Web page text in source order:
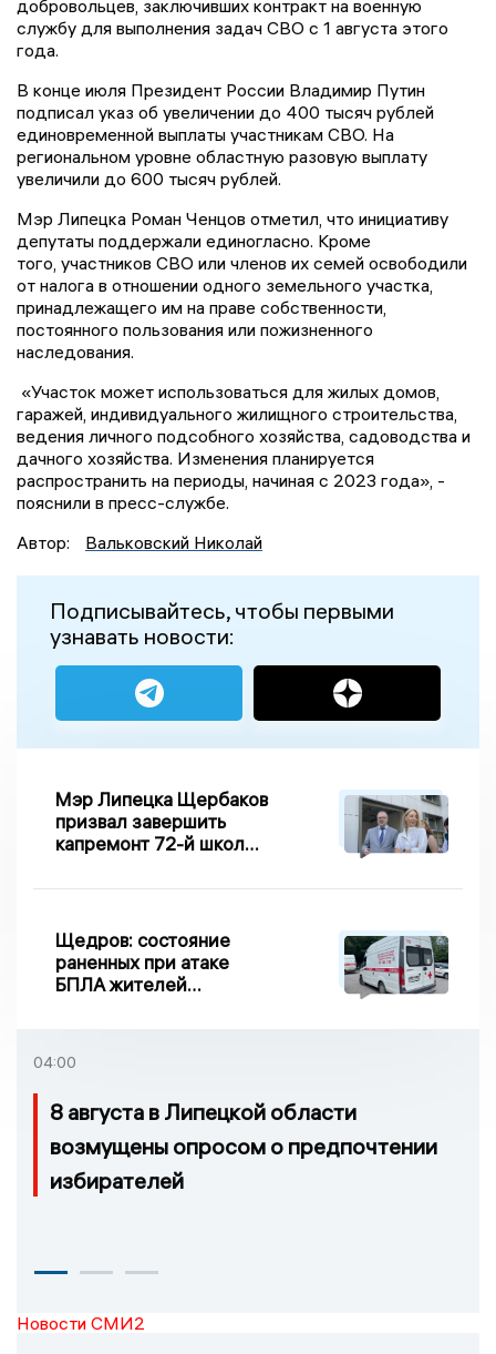
добровольцев, заключивших контракт на военную
службу для выполнения задач СВО с 1 августа этого
года.
В конце июля Президент России Владимир Путин
подписал указ об увеличении до 400 тысяч рублей
единовременной выплаты участникам СВО. На
региональном уровне областную разовую выплату
увеличили до 600 тысяч рублей.
Мэр Липецка Роман Ченцов отметил, что инициативу
депутаты поддержали единогласно. Кроме
того, участников СВО или членов их семей освободили
от налога в отношении одного земельного участка,
принадлежащего им на праве собственности,
постоянного пользования или пожизненного
наследования.
«Участок может использоваться для жилых домов,
гаражей, индивидуального жилищного строительства,
ведения личного подсобного хозяйства, садоводства и
дачного хозяйства. Изменения планируется
распространить на периоды, начиная с 2023 года», -
пояснили в пресс-службе.
Автор:
Вальковский Николай
Подписывайтесь, чтобы первыми
узнавать новости:
Мэр Липецка Щербаков
призвал завершить
капремонт 72-й школы
Щедров: состояние
раненных при атаке
БПЛА жителей
04:00
8 августа в Липецкой области
возмущены опросом о предпочтении
избирателей
Новости СМИ2